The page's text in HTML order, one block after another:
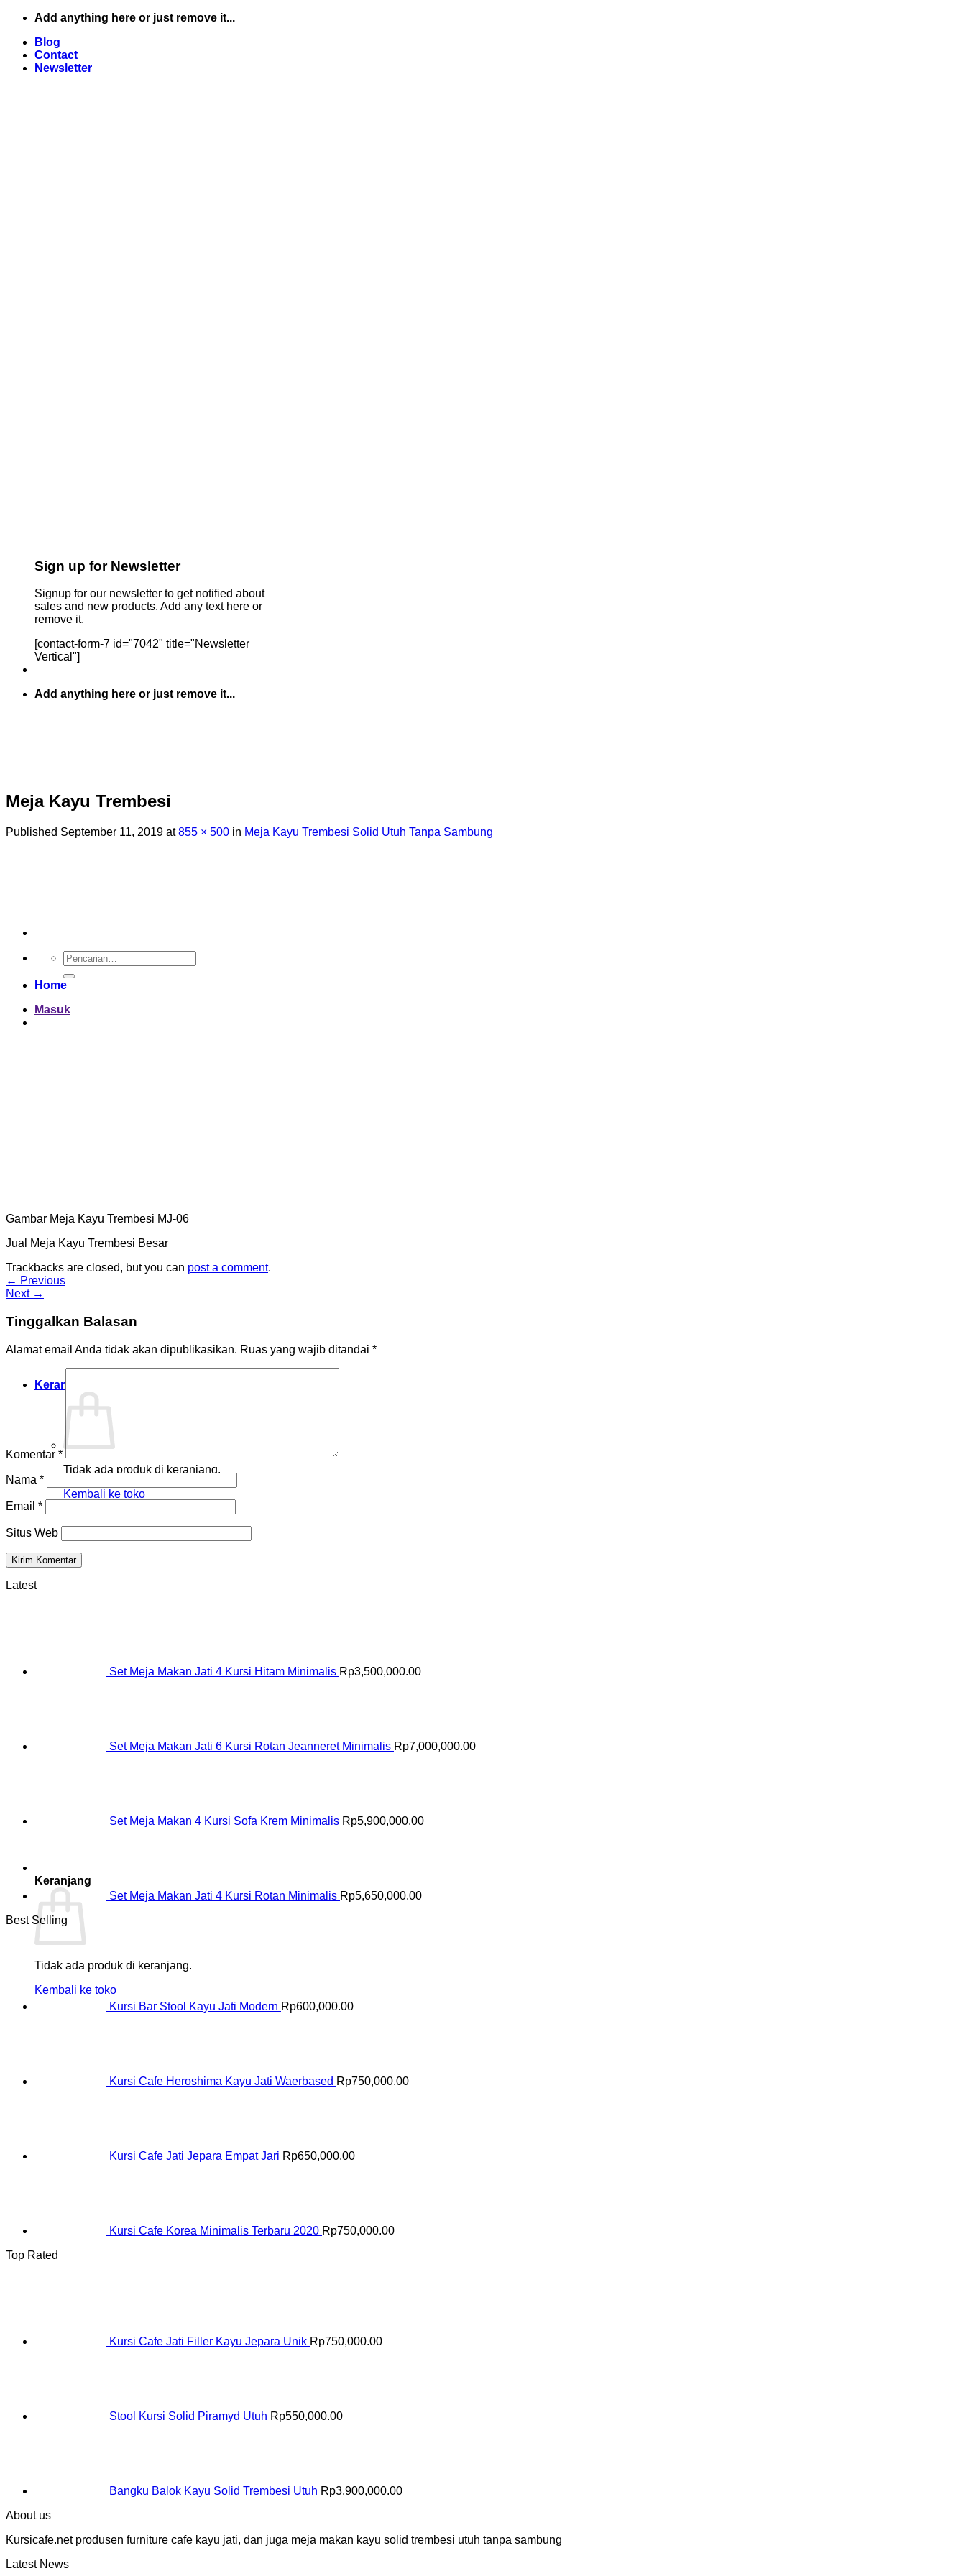
Skip
content
Add anything here or just remove it...
Blog
Contact
Newsletter
Sign up for Newsletter
Signup for our newsletter to get notified about
sales and new products. Add any text here or
remove it.
[contact-form-7 id="7042" title="Newsletter
Vertical"]
Add anything here or just remove it...
Pencarian
untuk:
Home
Masuk
Keranjang /
Tidak ada produk di keranjang.
Kembali ke toko
Keranjang
Tidak ada produk di keranjang.
Kembali ke toko
Meja Kayu Trembesi
Published September 11, 2019 at855 × 500 in Meja Kayu Trembesi Solid Utuh Tanpa Sambung
Gambar Meja Kayu Trembesi MJ-06
Jual Meja Kayu Trembesi Besar
Trackbacks are closed, but you can post a comment.
← Previous
Next →
Tinggalkan Balasan
Alamat email Anda tidak akan dipublikasikan. Ruas yang wajib ditandai *
Komentar *
Nama *
Email *
Situs Web
Latest
Set Meja Makan Jati 4 Kursi Hitam Minimalis Rp3,500,000.00
Set Meja Makan Jati 6 Kursi Rotan Jeanneret Minimalis Rp7,000,000.00
Set Meja Makan 4 Kursi Sofa Krem Minimalis Rp5,900,000.00
Set Meja Makan Jati 4 Kursi Rotan Minimalis Rp5,650,000.00
Best Selling
Kursi Bar Stool Kayu Jati Modern Rp600,000.00
Kursi Cafe Heroshima Kayu Jati Waerbased Rp750,000.00
Kursi Cafe Jati Jepara Empat Jari Rp650,000.00
Kursi Cafe Korea Minimalis Terbaru 2020 Rp750,000.00
Top Rated
Kursi Cafe Jati Filler Kayu Jepara Unik Rp750,000.00
Stool Kursi Solid Piramyd Utuh Rp550,000.00
Bangku Balok Kayu Solid Trembesi Utuh Rp3,900,000.00
About us
Kursicafe.net produsen furniture cafe kayu jati, dan juga meja makan kayu solid trembesi utuh tanpa sambung
Latest News